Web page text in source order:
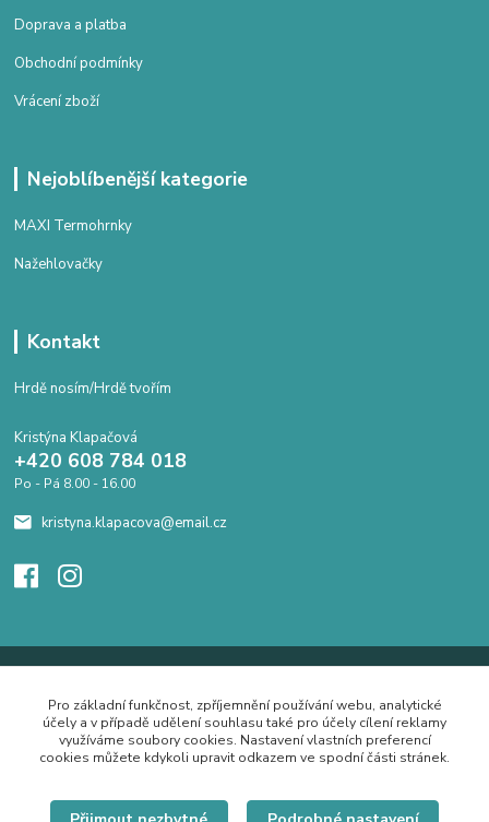
Doprava a platba
Obchodní podmínky
Vrácení zboží
Nejoblíbenější kategorie
MAXI Termohrnky
Nažehlovačky
Kontakt
Hrdě nosím/Hrdě tvořím
Kristýna Klapačová
+420 608 784 018
Po - Pá 8.00 - 16.00
kristyna.klapacova@email.cz
Pro základní funkčnost, zpříjemnění používání webu, analytické
účely a v případě udělení souhlasu také pro účely cílení reklamy
využíváme soubory cookies. Nastavení vlastních preferencí
cookies můžete kdykoli upravit odkazem ve spodní části stránek.